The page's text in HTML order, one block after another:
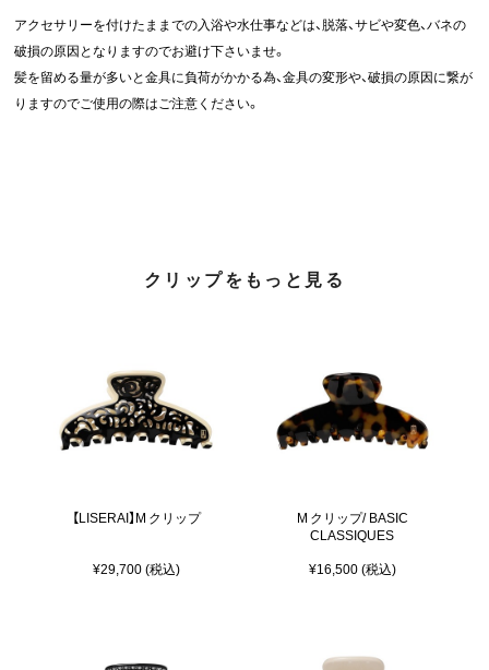
アクセサリーを付けたままでの入浴や水仕事などは、脱落、サビや変色、バネの
破損の原因となりますのでお避け下さいませ。
髪を留める量が多いと金具に負荷がかかる為、金具の変形や、破損の原因に繋が
りますのでご使用の際はご注意ください。
クリップをもっと見る
【LISERAI】M クリップ
¥29,700 (税込)
M クリップ/ BASIC
CLASSIQUES
¥16,500 (税込)